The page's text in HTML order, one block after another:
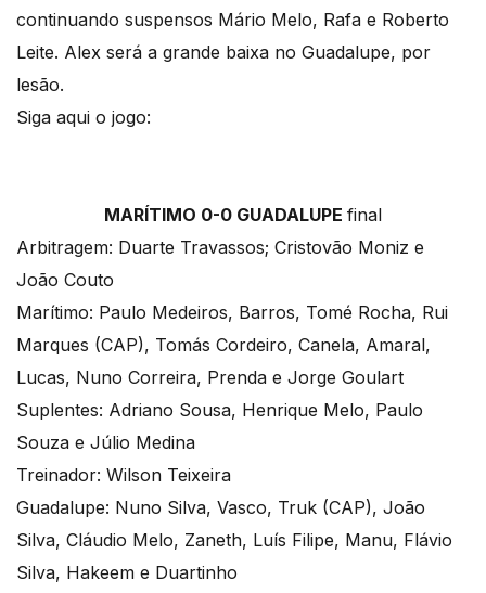
continuando suspensos Mário Melo, Rafa e Roberto
Leite. Alex será a grande baixa no Guadalupe, por
lesão.
Siga aqui o jogo:
MARÍTIMO 0-0 GUADALUPE final
Arbitragem: Duarte Travassos; Cristovão Moniz e
João Couto
Marítimo: Paulo Medeiros, Barros, Tomé Rocha, Rui
Marques (CAP), Tomás Cordeiro, Canela, Amaral,
Lucas, Nuno Correira, Prenda e Jorge Goulart
Suplentes: Adriano Sousa, Henrique Melo, Paulo
Souza e Júlio Medina
Treinador: Wilson Teixeira
Guadalupe: Nuno Silva, Vasco, Truk (CAP), João
Silva, Cláudio Melo, Zaneth, Luís Filipe, Manu, Flávio
Silva, Hakeem e Duartinho